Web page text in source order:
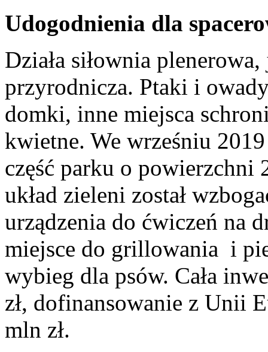
Udogodnienia dla
Działa siłownia
przyrodnicza. Ptaki i
domki, inne miejsca
kwietne. We wrześniu
część parku o powierzchni
układ zieleni został
urządzenia do ćwiczeń na
miejsce do grillowania i
wybieg dla psów. Cała
zł, dofinansowanie z Unii
mln zł.